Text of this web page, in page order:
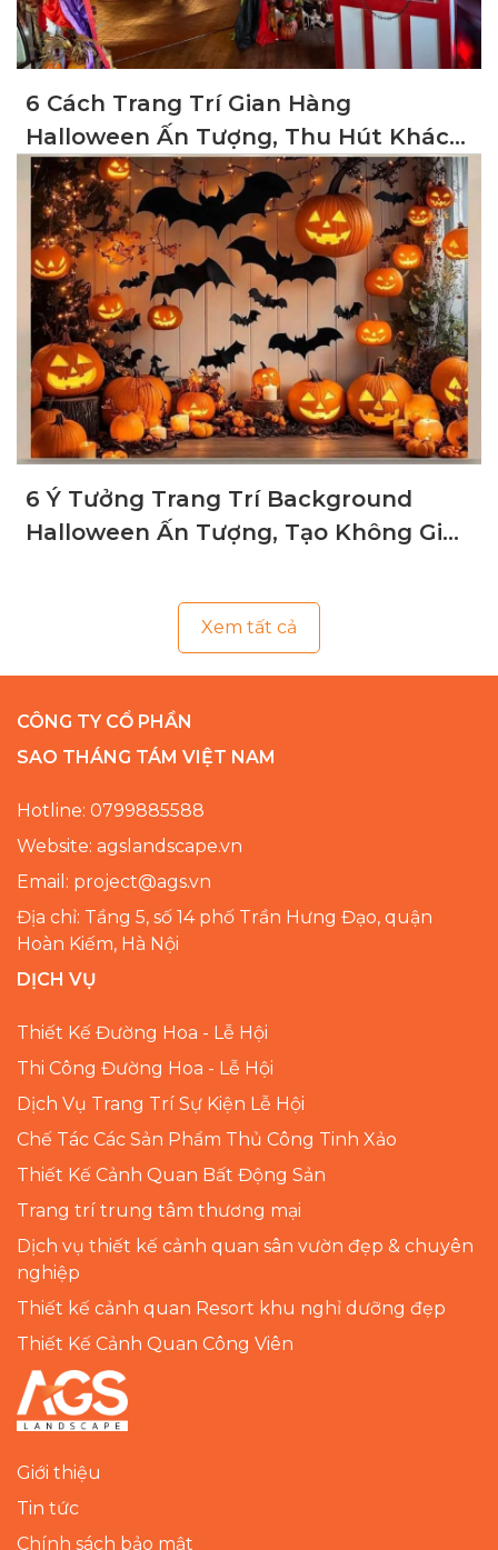
6 Cách Trang Trí Gian Hàng
Halloween Ấn Tượng, Thu Hút Khách
Hàng
6 Ý Tưởng Trang Trí Background
Halloween Ấn Tượng, Tạo Không Gian
Xem tất cả
CÔNG TY CỔ PHẦN
SAO THÁNG TÁM VIỆT NAM
Hotline: 0799885588
Website: agslandscape.vn
Email: project@ags.vn
Địa chỉ: Tầng 5, số 14 phố Trần Hưng Đạo, quận
Hoàn Kiếm, Hà Nội
DỊCH VỤ
Thiết Kế Đường Hoa - Lễ Hội
Thi Công Đường Hoa - Lễ Hội
Dịch Vụ Trang Trí Sự Kiện Lễ Hội
Chế Tác Các Sản Phẩm Thủ Công Tinh Xảo
Thiết Kế Cảnh Quan Bất Động Sản
Trang trí trung tâm thương mại
Dịch vụ thiết kế cảnh quan sân vườn đẹp & chuyên
nghiệp
Thiết kế cảnh quan Resort khu nghỉ dưỡng đẹp
Thiết Kế Cảnh Quan Công Viên
Giới thiệu
Tin tức
Chính sách bảo mật